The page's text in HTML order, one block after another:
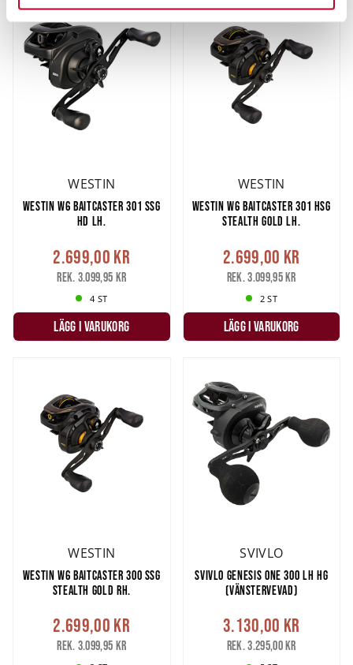
helst från cookie-förklaringen.
Vi använder enhetsidentifierare för att anpassa innehållet
och annonserna till användarna, tillhandahålla funktioner
för sociala medier och analysera vår trafik. Vi
vidarebefordrar även sådana identifierare och annan
information från din enhet till de sociala medier och
information som du har tillhandahållit eller som de har
samlat in när du har använt deras tjänster.
WESTIN
WESTIN W6 BAITCASTER 301 SSG
HD LH.
2.699,00 kr
Rek. 3.099,95 kr
4 ST
LÄGG I VARUKORG
WESTIN
WESTIN W6 BAITCASTER 301 HSG
STEALTH GOLD LH.
2.699,00 kr
Rek. 3.099,95 kr
2 ST
LÄGG I VARUKORG
WESTIN
WESTIN W6 BAITCASTER 300 SSG
STEALTH GOLD RH.
2.699,00 kr
Rek. 3.099,95 kr
SVIVLO
SVIVLO GENESIS ONE 300 LH HG
(VÄNSTERVEVAD)
3.130,00 kr
Rek. 3.295,00 kr